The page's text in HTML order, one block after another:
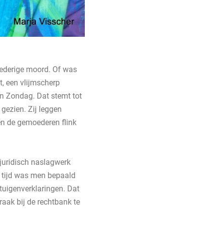
moord. Of was
een vlijmscherp
Zondag. Dat stemt tot
Zij leggen
de gemoederen flink
naslagwerk
was men bepaald
Dat
bij de rechtbank te